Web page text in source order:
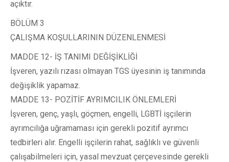
açıktır.
BÖLÜM 3
ÇALIŞMA KOŞULLARININ DÜZENLENMESİ
MADDE 12- İŞ TANIMI DEĞİŞİKLİĞİ
İşveren, yazılı rızası olmayan TGS üyesinin iş tanımında
değişiklik yapamaz.
MADDE 13- POZİTİF AYRIMCILIK ÖNLEMLERİ
İşveren, genç, yaşlı, göçmen, engelli, LGBTİ işçilerin
ayrımcılığa uğramaması için gerekli pozitif ayrımcı
tedbirleri alır. Engelli işçilerin rahat, sağlıklı ve güvenli
çalışabilmeleri için, yasal mevzuat çerçevesinde gerekli